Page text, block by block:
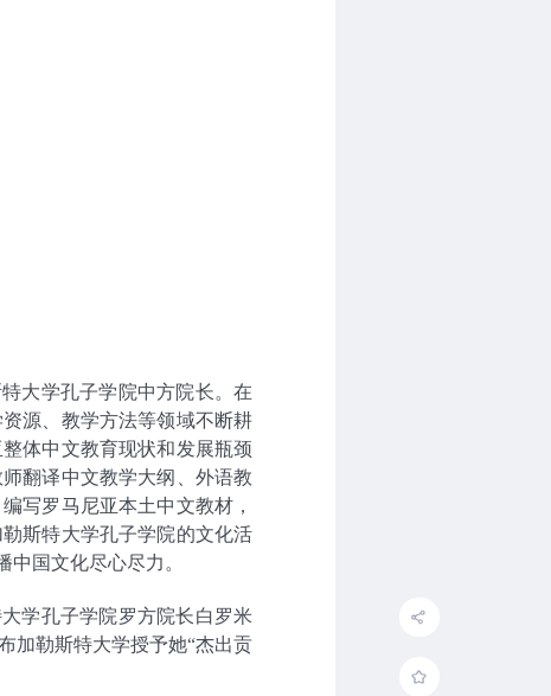
大学孔子学院中方院长。在
源、教学方法等领域不断耕
体中文教育现状和发展瓶颈
翻译中文教学大纲、外语教
写罗马尼亚本土中文教材，
斯特大学孔子学院的文化活
国文化尽心尽力。
学孔子学院罗方院长白罗米
加勒斯特大学授予她“杰出贡